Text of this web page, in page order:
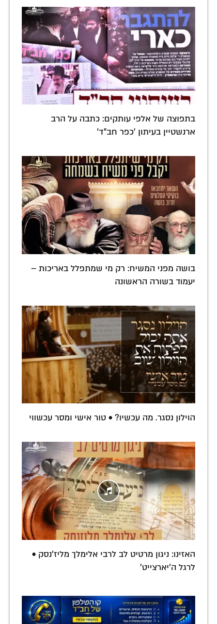
בתפוצה של אלפי עותקים: כתבה על הרב
ארנשטיין בעיתון 'כפר חב"ד'
בושה מפני המשיח: רק מי שמתפלל באריכות –
יעמוד בשורה הראשונה
הוילון נסגר. מה עכשיו? • טור אישי ומסר עכשווי
האזינו: ניגון מרטיט לב לרבי אלימלך מליז'נסק •
לרגל ה'יארצייט'